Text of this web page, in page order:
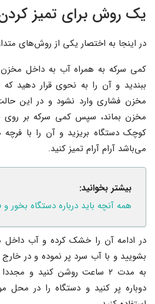
یک روش برای تمیز
در اینجا به اختصار یکی از روش‌های
کمی سرکه به همراه آب به داخل مخزن
ببندید و آن را به نحوی قرار دهید
مخزن فشاری وارد نشود و در این
مخزن بماند، سپس کمی سرکه بر روی
کوچک دستگاه بریزید و آن را با
می‌باشد آرام آرام تمیز کنید.
بیشتر بخوانید:
همه آنچه باید درباره دستگاه بخور و
در ادامه آن را خشک کرده و آب
بشویید و با آب سرد پر نموده و در
به مدت ۲ ساعت روشن کنید و
دوباره پر کنید و دستگاه را در محل